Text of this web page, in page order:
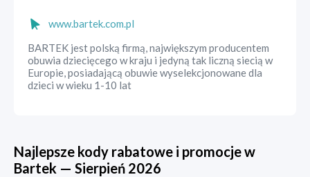
www.bartek.com.pl
BARTEK jest polską firmą, największym producentem
obuwia dziecięcego w kraju i jedyną tak liczną siecią w
Europie, posiadającą obuwie wyselekcjonowane dla
dzieci w wieku 1-10 lat
Najlepsze kody rabatowe i promocje w
Bartek — Sierpień 2026